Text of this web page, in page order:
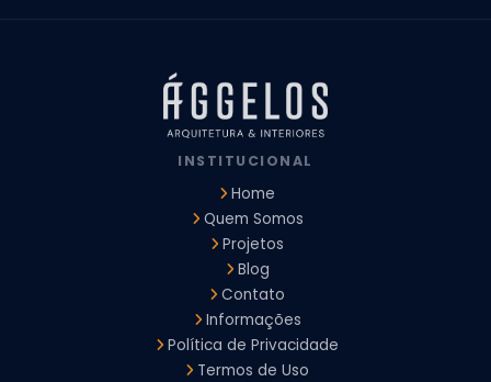
Arquiteto para Projeto Comercial em São Paulo
Arquiteto Comercial
Arquiteto para Reforma de Apartamento
Arquiteto para Reforma Residencial
Arquitetura para Reforma de Casas
Design de Interiores Apartamentos
Design de Interiores Residencial
Empresa de Arquitetura e Design
Empresas de Arquitetura e Design de Interiores
Escritório de Design de Interiores
Projeto Executivo Arquitetura
Arquitetura Institucional
Arquitetura Residencial
Empresa de Arquitetura
Empresa de Arquitetura e Engenharia
Empresa Design de Interiores
Escritorio de Arquitetura
INSTITUCIONAL
Home
Quem Somos
Projetos
Blog
Contato
Informações
Política de Privacidade
Termos de Uso